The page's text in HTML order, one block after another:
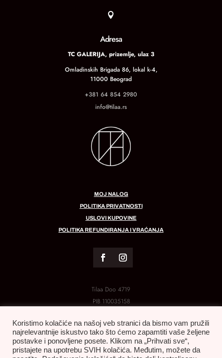

Adresa
TC GALERIJA, prizemlje, ulaz 3
Omladinskih Brigada 86, lokal k-4,
11000 Beograd
+381 64 854 2980
info@tilaa.rs
MOJ NALOG
POLITIKA PRIVATNOSTI
USLOVI KUPOVINE
POLITIKA REFUNDIRANJA I VRAĆANJA
Tilaa Doo 4719
PIB 110035158
Koristimo kolačiće na našoj veb stranici da bismo vam pružili
najrelevantnije iskustvo tako što ćemo zapamtiti vaše željene
postavke i ponovljene posete. Klikom na „Prihvati sve“,
pristajete na upotrebu SVIH kolačića. Međutim, možete da